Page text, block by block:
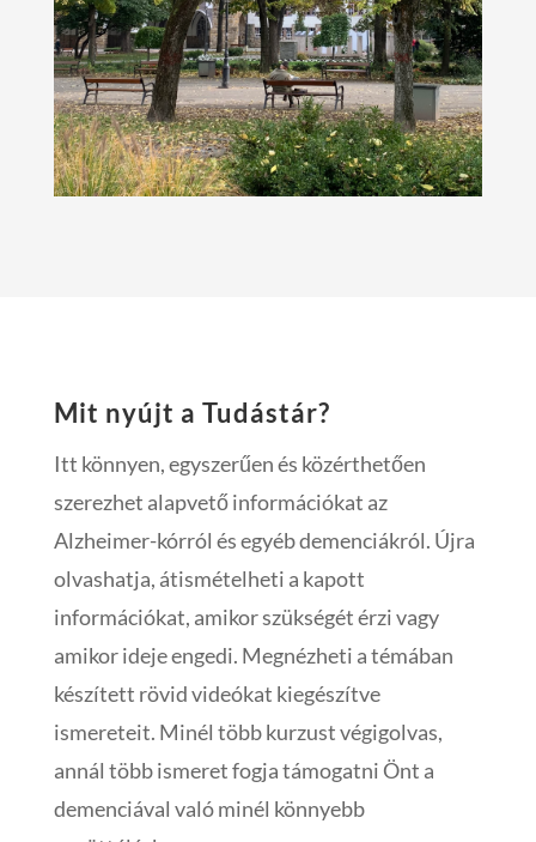
Mit nyújt a Tudástár?
Itt könnyen, egyszerűen és közérthetően
szerezhet alapvető információkat az
Alzheimer-kórról és egyéb demenciákról. Újra
olvashatja, átismételheti a kapott
információkat, amikor szükségét érzi vagy
amikor ideje engedi. Megnézheti a témában
készített rövid videókat kiegészítve
ismereteit. Minél több kurzust végigolvas,
annál több ismeret fogja támogatni Önt a
demenciával való minél könnyebb